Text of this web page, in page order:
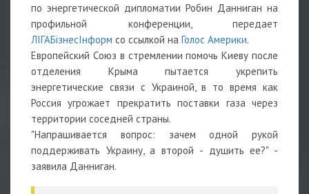
по энергетической дипломатии Робин Данниган на
профильной конференции, передает
ЛIГАБiзнесIнформ со ссылкой на Голос Америки.
Европейский Союз в стремлении помочь Киеву после
отделения Крыма пытается укрепить
энергетические связи с Украиной, в то время как
Россия угрожает прекратить поставки газа через
территории соседней страны.
"Напрашивается вопрос: зачем одной рукой
поддерживать Украину, а второй - душить ее?" -
заявила Данниган.